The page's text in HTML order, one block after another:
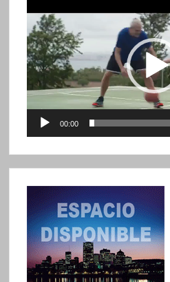
de
vídeo
00:00